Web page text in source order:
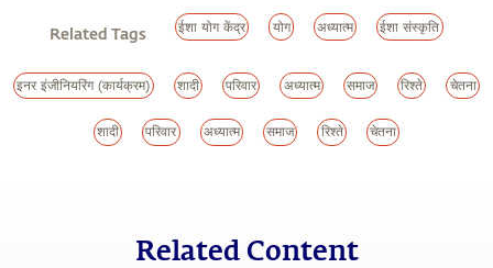
Related Tags ईशा योग केंद्र योग अध्यात्म ईशा संस्कृति
इनर इंजीनियरिंग (कार्यक्रम) शादी परिवार अध्यात्म समाज रिश्ते चेतना
शादी परिवार अध्यात्म समाज रिश्ते चेतना
Related Content